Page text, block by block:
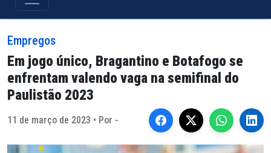
Empregos
Em jogo único, Bragantino e Botafogo se
enfrentam valendo vaga na semifinal do
Paulistão 2023
11 de março de 2023 • Por -